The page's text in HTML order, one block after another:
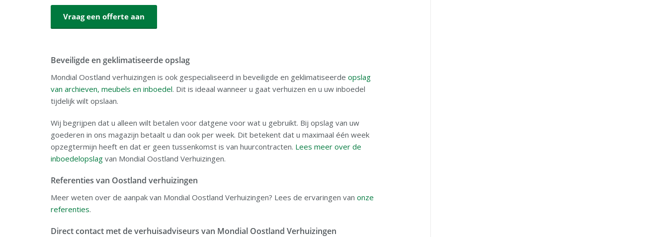
Vraag een offerte aan
Beveiligde en geklimatiseerde opslag
Mondial Oostland verhuizingen is ook gespecialiseerd in beveiligde en geklimatiseerde opslag
van archieven, meubels en inboedel. Dit is ideaal wanneer u gaat verhuizen en u uw inboedel
tijdelijk wilt opslaan.
Wij begrijpen dat u alleen wilt betalen voor datgene voor wat u gebruikt. Bij opslag van uw
goederen in ons magazijn betaalt u dan ook per week. Dit betekent dat u maximaal één week
opzegtermijn heeft en dat er geen tussenkomst is van huurcontracten. Lees meer over de
inboedelopslag van Mondial Oostland Verhuizingen.
Referenties van Oostland verhuizingen
Meer weten over de aanpak van Mondial Oostland Verhuizingen? Lees de ervaringen van onze
referenties.
Direct contact met de verhuisadviseurs van Mondial Oostland Verhuizingen